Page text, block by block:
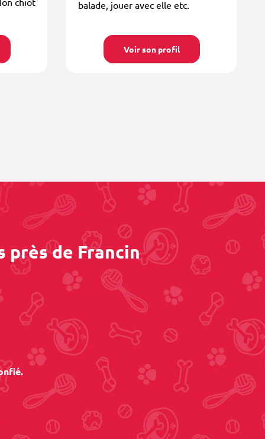
balade, jouer avec elle etc.
Voir son profil
près de Francin